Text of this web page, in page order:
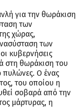
για την θωράκιση
των
χώρας,
των
κυβερνήσεις
στη θωράκιση του
πυλώνες. Ο ένας
του οποίου η
σοβαρά από την
μάρτυρας, η